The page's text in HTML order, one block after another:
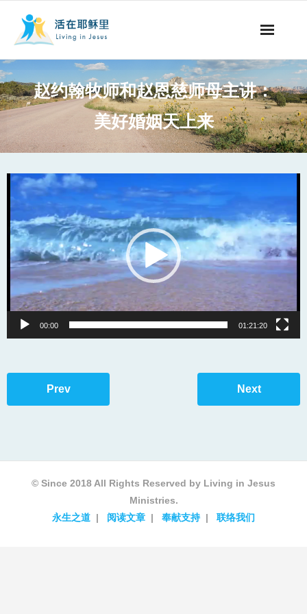
视听节目
阅读文章
永生之道
奉献支持
其他语言
赵约翰牧师和赵恩慈师母主讲：
美好婚姻天上来
Video
Player
00:00 01:21:20
Prev Next
© Since 2018 All Rights Reserved by Living in Jesus
Ministries.
永生之道
阅读文章 奉献支持 联络我们